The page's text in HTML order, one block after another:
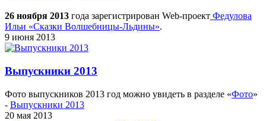
26 ноября 2013 года зарегистрирован Web-проект Федулова
Ильи «Сказки Волшебницы-Льдины».
9 июня 2013
Выпускники 2013
Фото выпускников 2013 год можно увидеть в разделе «Фото»
- Выпускники 2013
20 мая 2013